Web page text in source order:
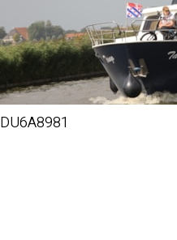
DU6A8981